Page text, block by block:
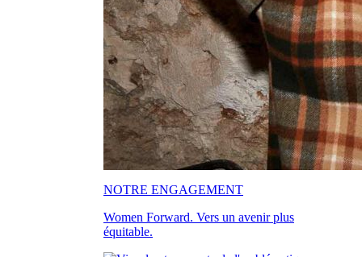
NOTRE ENGAGEMENT
Women Forward. Vers un avenir plus
équitable.